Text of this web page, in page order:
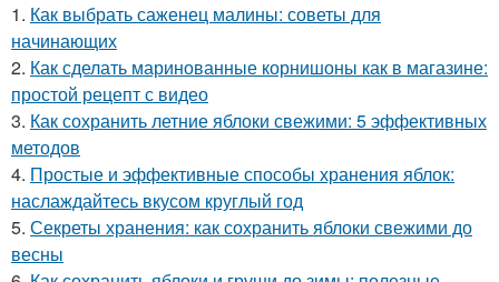
1. Как выбрать саженец малины: советы для
начинающих
2. Как сделать маринованные корнишоны как в магазине:
простой рецепт с видео
3. Как сохранить летние яблоки свежими: 5 эффективных
методов
4. Простые и эффективные способы хранения яблок:
наслаждайтесь вкусом круглый год
5. Секреты хранения: как сохранить яблоки свежими до
весны